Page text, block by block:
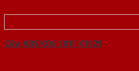
Cửa ABS KOS 101F K1129